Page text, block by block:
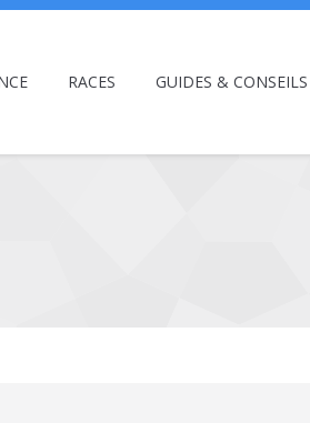
RACES GUIDES & CONSEILS